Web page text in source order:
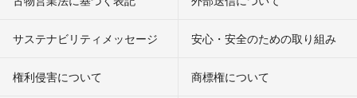
サステナビリティメッセージ 安心・安全のための取り組み
権利侵害について
商標権について